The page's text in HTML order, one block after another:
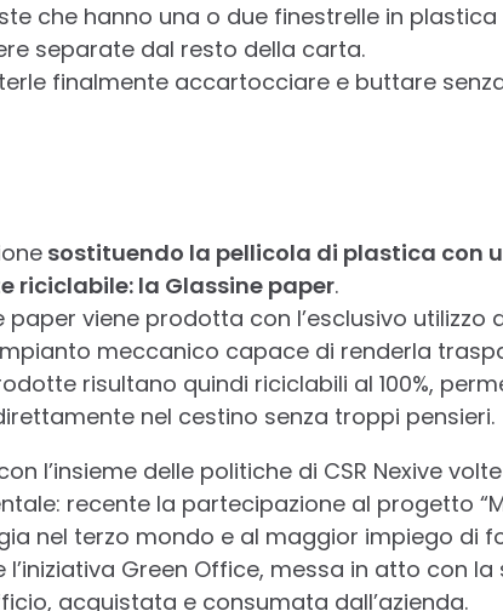
che hanno una o due finestrelle in
separate dal resto della carta.
finalmente accartocciare e buttare
sostituendo la pellicola di plastica con
riciclabile: la Glassine paper.
paper viene prodotta con l’esclusivo utilizzo
meccanico capace di renderla
risultano quindi riciclabili al 100%,
nel cestino senza troppi pensieri.
l’insieme delle politiche di CSR Nexive
recente la partecipazione al progetto
nel terzo mondo e al maggior impiego di
l’iniziativa Green Office, messa in atto con
acquistata e consumata dall’azienda.